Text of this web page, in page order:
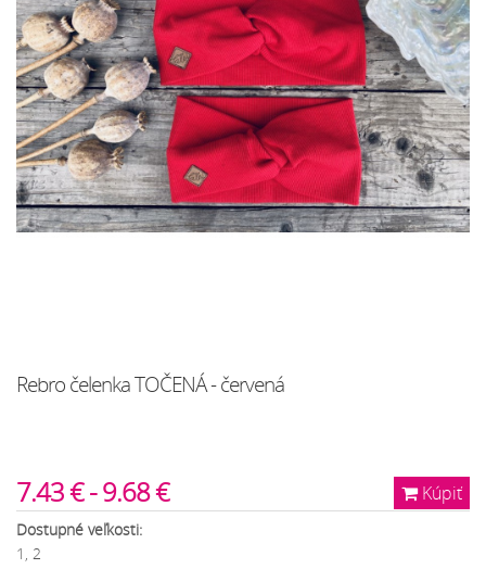
Rebro čelenka TOČENÁ - červená
Kúpiť
7.43 € - 9.68 €
Dostupné veľkosti:
1, 2